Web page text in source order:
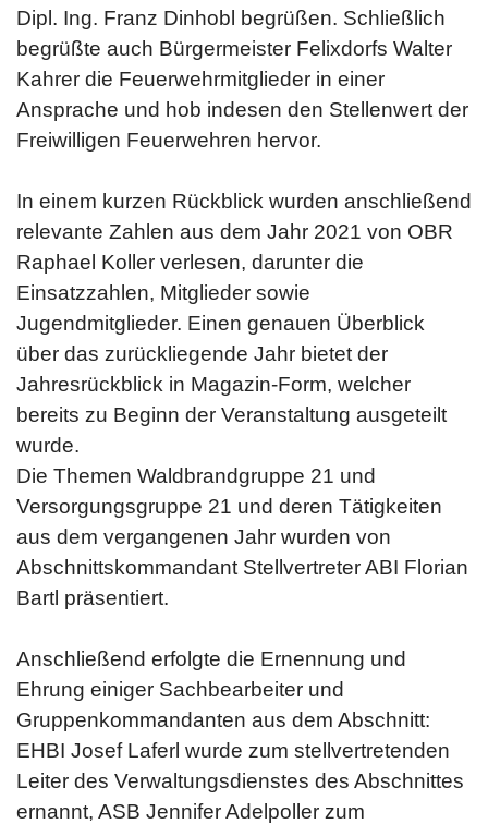
Dipl. Ing. Franz Dinhobl begrüßen. Schließlich
begrüßte auch Bürgermeister Felixdorfs Walter
Kahrer die Feuerwehrmitglieder in einer
Ansprache und hob indesen den Stellenwert der
Freiwilligen Feuerwehren hervor.
In einem kurzen Rückblick wurden anschließend
relevante Zahlen aus dem Jahr 2021 von OBR
Raphael Koller verlesen, darunter die
Einsatzzahlen, Mitglieder sowie
Jugendmitglieder. Einen genauen Überblick
über das zurückliegende Jahr bietet der
Jahresrückblick in Magazin-Form, welcher
bereits zu Beginn der Veranstaltung ausgeteilt
wurde.
Die Themen Waldbrandgruppe 21 und
Versorgungsgruppe 21 und deren Tätigkeiten
aus dem vergangenen Jahr wurden von
Abschnittskommandant Stellvertreter ABI Florian
Bartl präsentiert.
Anschließend erfolgte die Ernennung und
Ehrung einiger Sachbearbeiter und
Gruppenkommandanten aus dem Abschnitt:
EHBI Josef Laferl wurde zum stellvertretenden
Leiter des Verwaltungsdienstes des Abschnittes
ernannt, ASB Jennifer Adelpoller zum